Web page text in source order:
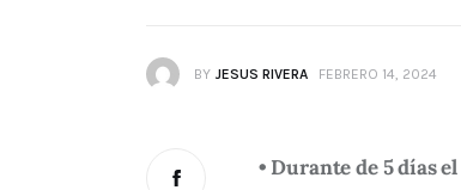
BY JESUS RIVERA FEBRERO 14, 2024
• Durante de 5 días